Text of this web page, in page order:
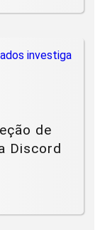
de
Discord